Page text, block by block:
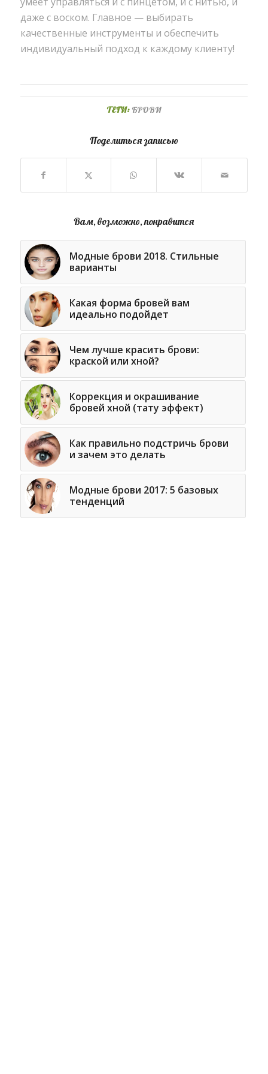
даже с воском. Главное — выбирать
качественные инструменты и обеспечить
индивидуальный подход к каждому клиенту!
ТЕГИ: БРОВИ
Поделиться записью
Вам, возможно, понравится
Модные брови 2018. Стильные
варианты
Какая форма бровей вам
идеально подойдет
Чем лучше красить брови:
краской или хной?
Коррекция и окрашивание
бровей хной (тату эффект)
Как правильно подстричь брови
и зачем это делать
Модные брови 2017: 5 базовых
тенденций